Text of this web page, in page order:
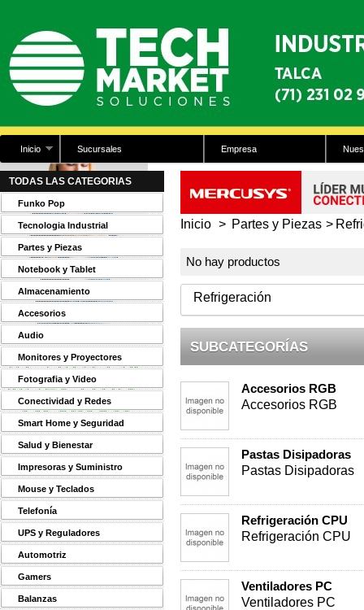
Inicio Sucursales Empresa
TODAS LAS CATEGORIAS
Funko Pop
Tecnologia Industrial
Partes y Piezas
Notebook y Tablet
Almacenamiento
Accesorios
Audio
Monitores y Proyectores
Fotografia y Video
Conectividad y Redes
Smart Home y Seguridad
Salud y Bienestar
Impresoras y Suministro
Mouse y Teclados
Telefonía
UPS y Reguladores
Automotriz
Gamers
Balanzas
Inicio > Partes y Piezas >
No hay productos
Refrigeración
SUBCATEGORÍAS
Accesorios RGB
Accesorios RGB
Pastas Disipadoras
Pastas Disipadoras
Refrigeración CPU
Refrigeración CPU
Ventiladores PC
Ventiladores PC